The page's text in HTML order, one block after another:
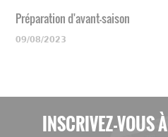
Préparation d'avant-saison
09/08/2023
INSCRIVEZ-VOUS À